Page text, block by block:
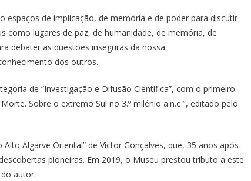
de implicação, de memória e de poder para discutir
como lugares de paz, de humanidade, de memória, de
debater as questões inseguras da nossa
dos outros.
de “Investigação e Difusão Científica”, com o primeiro
Sobre o extremo Sul no 3.º milénio a.n.e.”, editado pelo
Algarve Oriental” de Victor Gonçalves, que, 35 anos após
pioneiras. Em 2019, o Museu prestou tributo a este
autor.